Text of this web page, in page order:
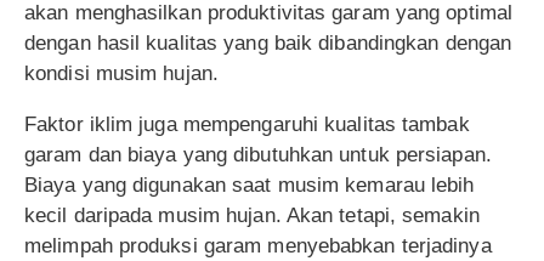
akan menghasilkan produktivitas garam yang optimal
dengan hasil kualitas yang baik dibandingkan dengan
kondisi musim hujan.
Faktor iklim juga mempengaruhi kualitas tambak
garam dan biaya yang dibutuhkan untuk persiapan.
Biaya yang digunakan saat musim kemarau lebih
kecil daripada musim hujan. Akan tetapi, semakin
melimpah produksi garam menyebabkan terjadinya